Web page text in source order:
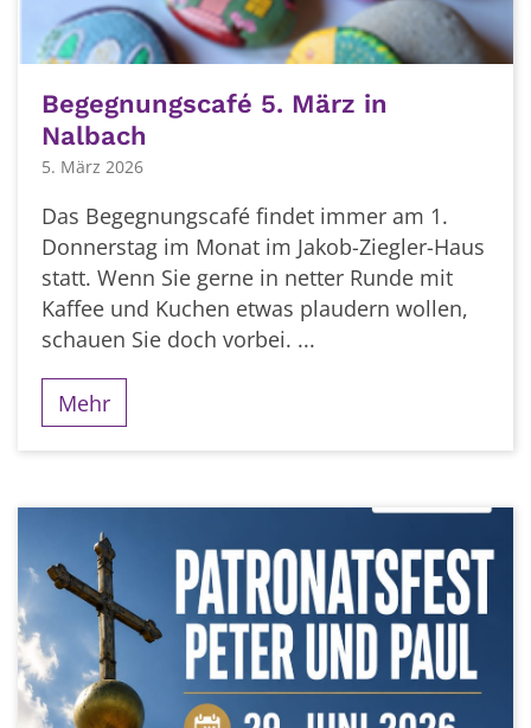
Begegnungscafé 5. März in
Nalbach
5. März 2026
Das Begegnungscafé findet immer am 1.
Donnerstag im Monat im Jakob-Ziegler-Haus
statt. Wenn Sie gerne in netter Runde mit
Kaffee und Kuchen etwas plaudern wollen,
schauen Sie doch vorbei. ...
Mehr